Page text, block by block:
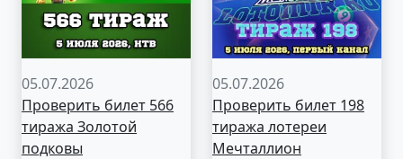
05.07.2026
Проверить билет 566
тиража Золотой
подковы
05.07.2026
Проверить билет 198
тиража лотереи
Мечталлион